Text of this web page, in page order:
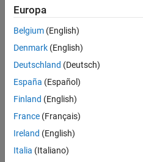
Europa
Belgium (English)
Denmark (English)
Deutschland (Deutsch)
España (Español)
Finland (English)
France (Français)
Ireland (English)
Italia (Italiano)